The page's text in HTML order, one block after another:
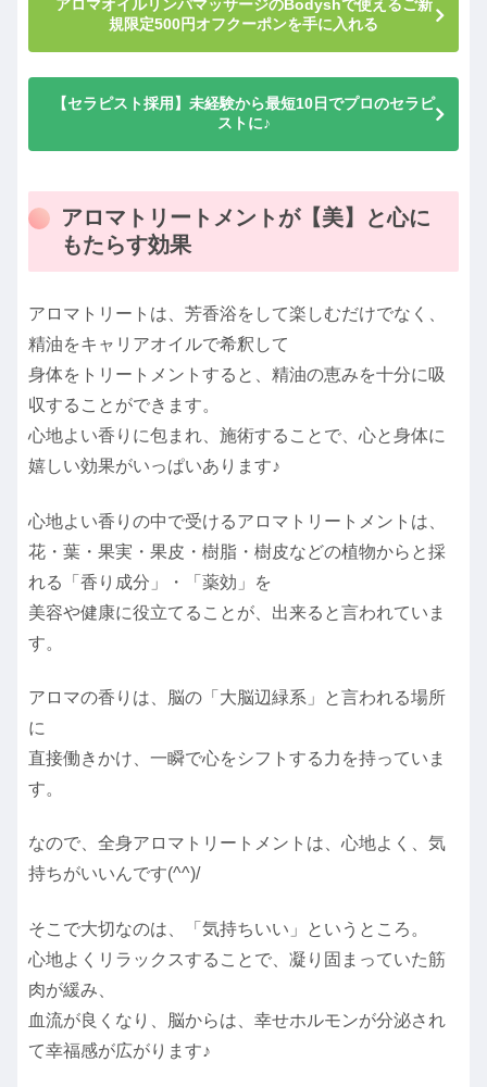
アロマオイルリンパマッサージのBodyshで使えるご新
規限定500円オフクーポンを手に入れる
【セラピスト採用】未経験から最短10日でプロのセラピ
ストに♪
アロマトリートメントが【美】と心に
もたらす効果
アロマトリートは、芳香浴をして楽しむだけでなく、
精油をキャリアオイルで希釈して
身体をトリートメントすると、精油の恵みを十分に吸
収することができます。
心地よい香りに包まれ、施術することで、心と身体に
嬉しい効果がいっぱいあります♪
心地よい香りの中で受けるアロマトリートメントは、
花・葉・果実・果皮・樹脂・樹皮などの植物からと採
れる「香り成分」・「薬効」を
美容や健康に役立てることが、出来ると言われていま
す。
アロマの香りは、脳の「大脳辺緑系」と言われる場所
に
直接働きかけ、一瞬で心をシフトする力を持っていま
す。
なので、全身アロマトリートメントは、心地よく、気
持ちがいいんです(^^)/
そこで大切なのは、「気持ちいい」というところ。
心地よくリラックスすることで、凝り固まっていた筋
肉が緩み、
血流が良くなり、脳からは、幸せホルモンが分泌され
て幸福感が広がります♪